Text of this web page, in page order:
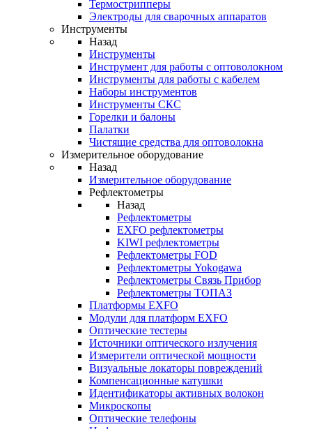
Термострипперы
Электроды для сварочных аппаратов
Инструменты
Назад
Инструменты
Инструмент для работы с оптоволокном
Инструменты для работы с кабелем
Наборы инструментов
Инструменты СКС
Горелки и балоны
Палатки
Чистящие средства для оптоволокна
Измерительное оборудование
Назад
Измерительное оборудование
Рефлектометры
Назад
Рефлектометры
EXFO рефлектометры
KIWI рефлектометры
Рефлектометры FOD
Рефлектометры Yokogawa
Рефлектометры Связь Прибор
Рефлектометры ТОПАЗ
Платформы EXFO
Модули для платформ EXFO
Оптические тестеры
Источники оптического излучения
Измерители оптической мощности
Визуальные локаторы повреждений
Компенсационные катушки
Идентификаторы активных волокон
Микроскопы
Оптические телефоны